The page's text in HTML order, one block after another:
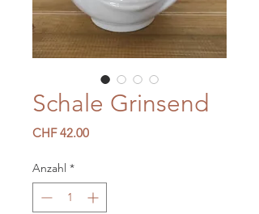
Schale Grinsend
CHF 42.00Preis
Anzahl *